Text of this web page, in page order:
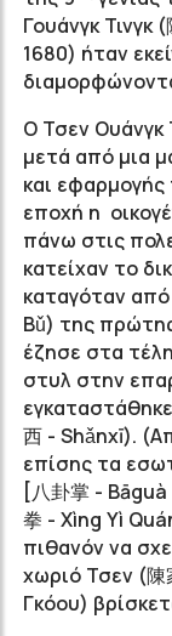
Γουάνγκ Τινγκ
1680) ήταν
Ο Τσεν Ουάνγκ
μετά από μια
και
εποχή η
πάνω στις
κατείχαν το
καταγόταν
Bǔ) της
έζησε στα
στυλ στην
西 - Shǎnxī).
επίσης τα
[八卦掌 -
拳 - Xìng Yì
πιθανόν να
χωριό Τσεν (陳
Γκόου)